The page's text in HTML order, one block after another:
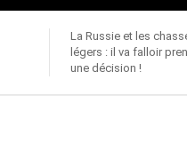
La Russie et les
légers : il va falloir
une décision !